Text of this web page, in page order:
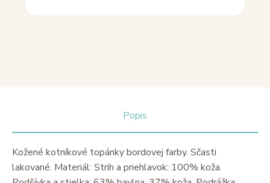
Popis
Kožené kotníkové topánky bordovej farby. Sčasti
lakované. Materiál: Strih a priehlavok: 100% koža.